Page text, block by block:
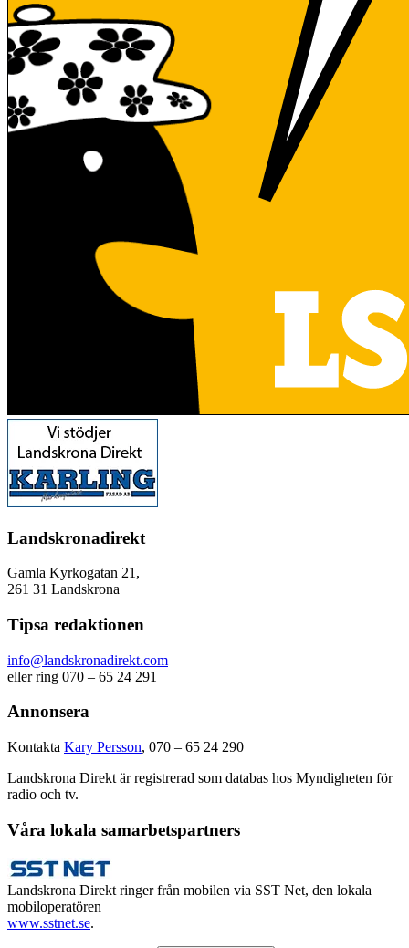
Landskronadirekt
Gamla Kyrkogatan 21,
261 31 Landskrona
Tipsa redaktionen
info@landskronadirekt.com
eller ring 070 – 65 24 291
Annonsera
Kontakta Kary Persson, 070 – 65 24 290
Landskrona Direkt är registrerad som databas hos Myndigheten för
radio och tv.
Våra lokala samarbetspartners
Landskrona Direkt ringer från mobilen via SST Net, den lokala
mobiloperatören
www.sstnet.se.